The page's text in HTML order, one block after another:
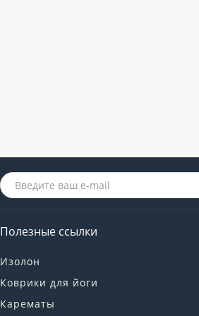
Полезные ссылки
Изолон
Коврики для йоги
Карематы